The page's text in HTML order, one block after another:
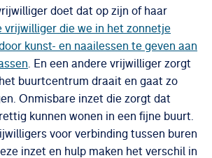
doet dat op zijn of haar
vrijwilliger die we in het zonnetje
kunst- en naailessen te geven aan
. En een andere vrijwilliger zorgt
buurtcentrum draait en gaat zo
Onmisbare inzet die zorgt dat
kunnen wonen in een fijne buurt.
voor verbinding tussen buren
inzet en hulp maken het verschil in